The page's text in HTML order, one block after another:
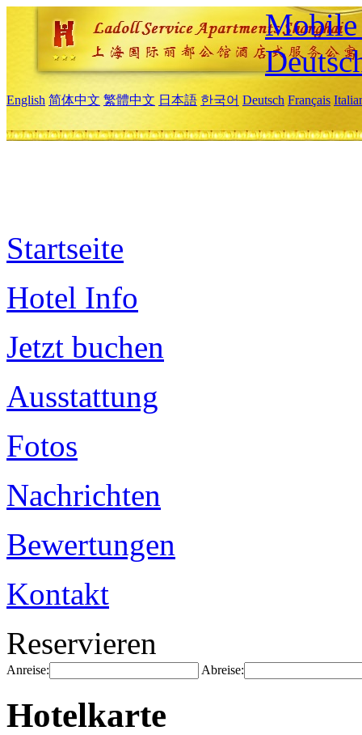
Mobile
English 简体中文 繁體中文 日本語 한국어 Deutsch Français
Startseite
Hotel Info
Jetzt buchen
Ausstattung
Fotos
Nachrichten
Bewertungen
Kontakt
Reservieren
Anreise: Abreise:
Hotelkarte